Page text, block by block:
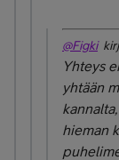
@Figki
Yhteys
yhtään
hieman